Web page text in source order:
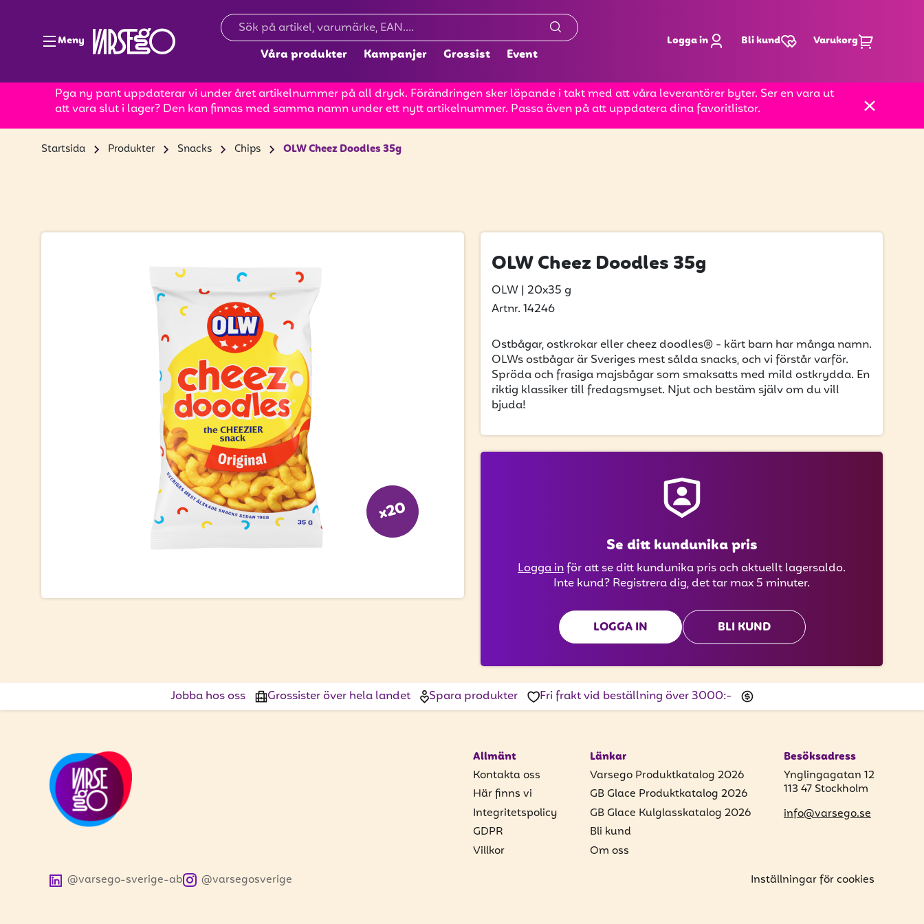
Meny
Våra produkter Kampanjer Grossist Event
Logga in Bli kund Varukorg
Pga ny pant uppdaterar vi under året artikelnummer på all dryck. Förändringen sker löpande i takt med att våra leverantörer byter. Ser en vara ut
att vara slut i lager? Den kan finnas med samma namn under ett nytt artikelnummer. Passa även på att uppdatera dina favoritlistor.
Startsida Produkter Snacks Chips OLW Cheez Doodles 35g
x20
OLW Cheez Doodles 35g
OLW | 20x35 g
Artnr. 14246
Ostbågar, ostkrokar eller cheez doodles® - kärt barn har många namn.
OLWs ostbågar är Sveriges mest sålda snacks, och vi förstår varför.
Spröda och frasiga majsbågar som smaksatts med mild ostkrydda. En
riktig klassiker till fredagsmyset. Njut och bestäm själv om du vill
bjuda!
Se ditt kundunika pris
Logga inför att se ditt kundunika pris och aktuellt lagersaldo.
Inte kund? Registrera dig, det tar max 5 minuter.
LOGGA IN BLI KUND
Jobba hos oss Grossister över hela landet Spara produkter Fri frakt vid beställning över 3000:-
@varsego-sverige-ab @varsegosverige
Allmänt
Kontakta oss
Här finns vi
Integritetspolicy
GDPR
Villkor
Länkar
Varsego Produktkatalog 2026
GB Glace Produktkatalog 2026
GB Glace Kulglasskatalog 2026
Bli kund
Om oss
Besöksadress
Ynglingagatan 12
113 47 Stockholm
info@varsego.se
Inställningar för cookies